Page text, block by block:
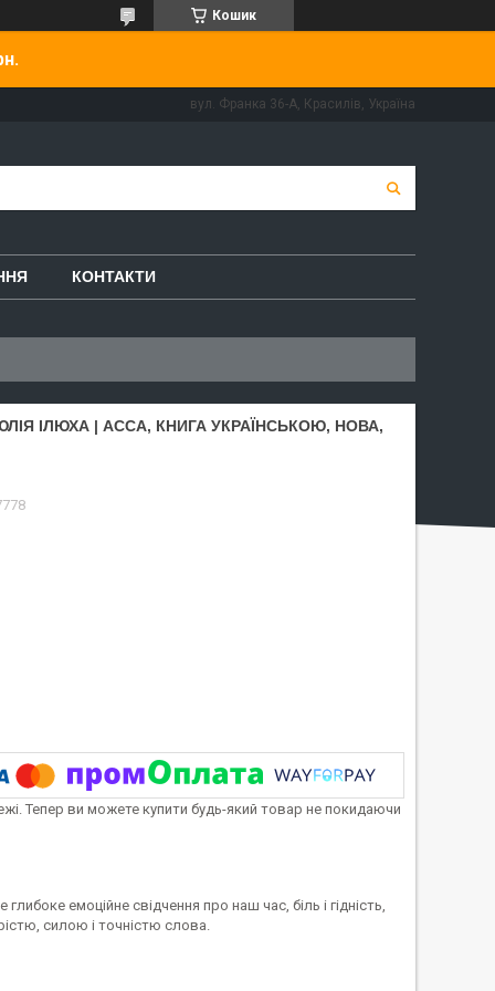
Кошик
вул. Франка 36-А, Красилів, Україна
КОНТАКТИ
ІЛЮХА | АССА, КНИГА УКРАЇНСЬКОЮ, НОВА,
Тепер ви можете купити будь-який товар не покидаючи
емоційне свідчення про наш час, біль і гідність,
силою і точністю слова.